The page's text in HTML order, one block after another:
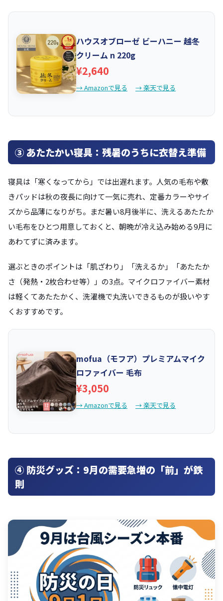
ハウスオブローゼ ビーハニー 越冬
クリーム n 220g
¥2,640
→ Amazonで見る → 楽天で見る
③ あたたかい寝具：残暑のうちに衣替え準備
寝具は「寒くなってから」では出遅れます。人気の毛布や敷
きパッドは秋の夜長に向けて一気に売れ、定番カラーやサイ
ズから品薄になりがち。まだ暑い8月後半に、洗えるあたたか
い毛布をひとつ用意しておくと、朝晩が冷え込み始める9月に
あわてずに済みます。
選ぶときのポイントは「肌ざわり」「洗えるか」「あたたか
さ（発熱・2枚合わせ等）」の3点。マイクロファイバー素材
は軽くてあたたかく、洗濯機で丸洗いできるものが扱いやす
くおすすめです。
mofua（モフア）プレミアムマイク
ロファイバー 毛布
¥3,050
→ Amazonで見る → 楽天で見る
④ 防災グッズ：9月の需要急増の「前」が鉄
則